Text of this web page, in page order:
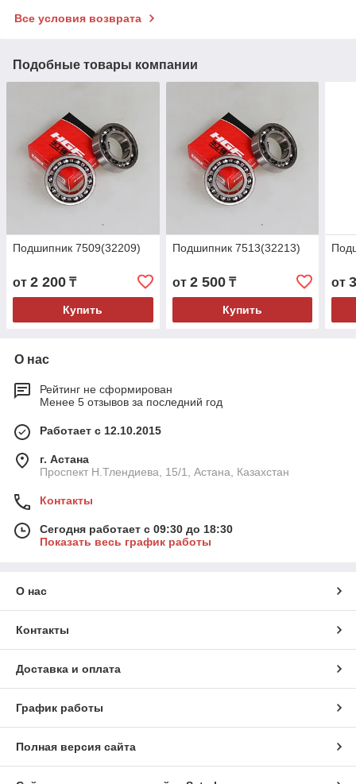
Все условия возврата
Подобные товары компании
Подшипник 7509(32209)
от 2 200 ₸
Купить
Подшипник 7513(32213)
от 2 500₸
Купить
от
О нас
Рейтинг не сформирован
Менее 5 отзывов за последний год
Работает с 12.10.2015
г. Астана
Проспект Н.Тлендиева, 15/1, Астана, Казахстан
Контакты
Сегодня работает с 09:30 до 18:30
Показать весь график работы
О нас
Контакты
Доставка и оплата
График работы
Полная версия сайта